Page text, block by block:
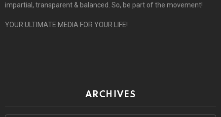
impartial, transparent & balanced. So, be part of the movement!
YOUR ULTIMATE MEDIA FOR YOUR LIFE!
ARCHIVES